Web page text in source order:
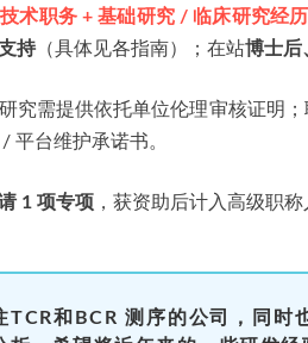
术职务 + 基础研究 / 临床研究经历
持（具体见各指南）；在站博士后
究需提供依托单位伦理审核证明
平台维护承诺书。
1 项专项 ，获资助后计入高级职
TCR和BCR 测序的公司，同时